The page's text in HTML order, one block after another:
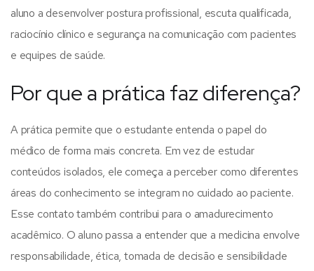
aluno a desenvolver postura profissional, escuta qualificada,
raciocínio clínico e segurança na comunicação com pacientes
e equipes de saúde.
Por que a prática faz diferença?
A prática permite que o estudante entenda o papel do
médico de forma mais concreta. Em vez de estudar
conteúdos isolados, ele começa a perceber como diferentes
áreas do conhecimento se integram no cuidado ao paciente.
Esse contato também contribui para o amadurecimento
acadêmico. O aluno passa a entender que a medicina envolve
responsabilidade, ética, tomada de decisão e sensibilidade